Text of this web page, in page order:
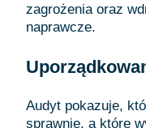
zagrożenia oraz
naprawcze.
Audyt pokazuje,
sprawnie, a które